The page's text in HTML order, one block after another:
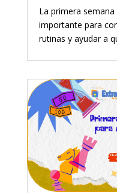
La primera
importante para
rutinas y ayudar a